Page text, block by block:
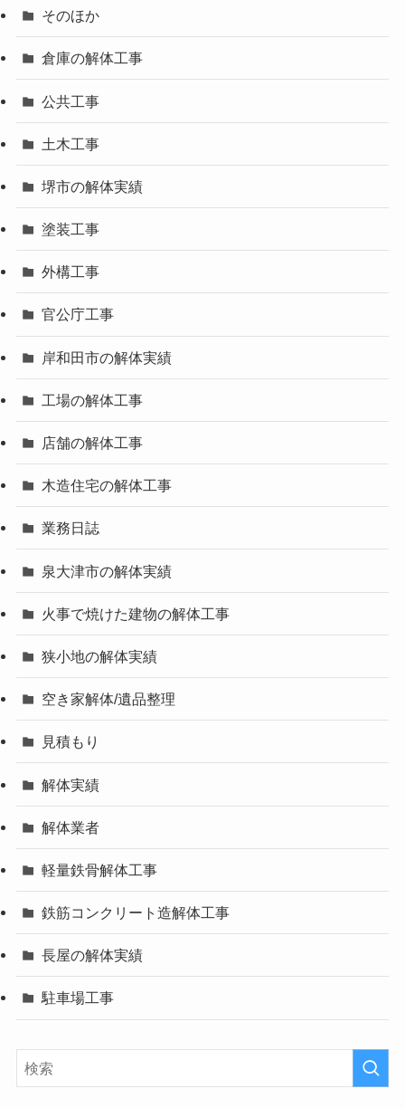
そのほか
倉庫の解体工事
公共工事
土木工事
堺市の解体実績
塗装工事
外構工事
官公庁工事
岸和田市の解体実績
工場の解体工事
店舗の解体工事
木造住宅の解体工事
業務日誌
泉大津市の解体実績
火事で焼けた建物の解体工事
狭小地の解体実績
空き家解体/遺品整理
見積もり
解体実績
解体業者
軽量鉄骨解体工事
鉄筋コンクリート造解体工事
長屋の解体実績
駐車場工事